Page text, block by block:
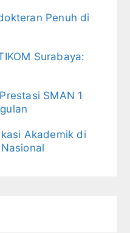
Penuh di
Surabaya:
SMAN 1
Akademik di